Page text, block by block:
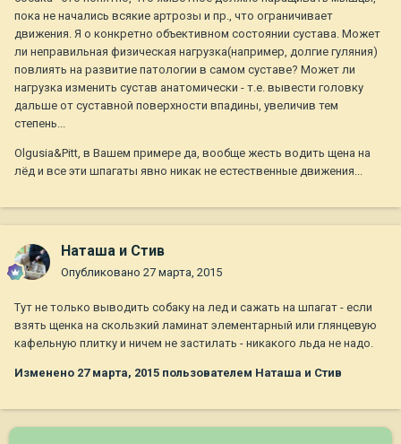
пока не начались всякие артрозы и пр., что ограничивает
движения. Я о конкретно объективном состоянии сустава. Может
ли неправильная физическая нагрузка(например, долгие гуляния)
повлиять на развитие патологии в самом суставе? Может ли
нагрузка изменить сустав анатомически - т.е. вывести головку
дальше от суставной поверхности впадины, увеличив тем
степень...
Olgusia&Pitt, в Вашем примере да, вообще жесть водить щена на
лёд и все эти шпагаты явно никак не естественные движения...
Наташа и Стив
Опубликовано 27 марта, 2015
Тут не только выводить собаку на лед и сажать на шпагат - если
взять щенка на скользкий ламинат элементарный или глянцевую
кафельную плитку и ничем не застилать - никакого льда не надо.
Изменено 27 марта, 2015 пользователем Наташа и Стив